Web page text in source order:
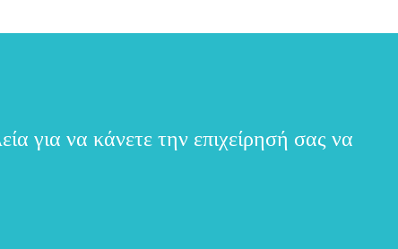
για να κάνετε την επιχείρησή σας να